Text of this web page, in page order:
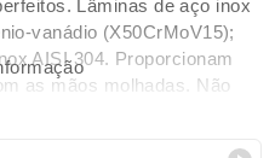
Lâminas de aço inox
vanádio (X50CrMoV15);
AISI 304. Proporcionam
as mãos molhadas. Não